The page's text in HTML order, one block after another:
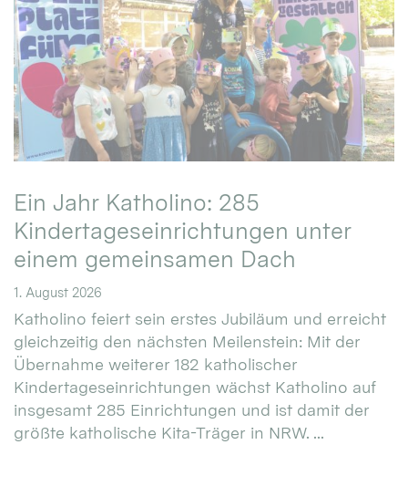
Ein Jahr Katholino: 285
Kindertageseinrichtungen unter
einem gemeinsamen Dach
1. August 2026
Katholino feiert sein erstes Jubiläum und erreicht
gleichzeitig den nächsten Meilenstein: Mit der
Übernahme weiterer 182 katholischer
Kindertageseinrichtungen wächst Katholino auf
insgesamt 285 Einrichtungen und ist damit der
größte katholische Kita-Träger in NRW. ...